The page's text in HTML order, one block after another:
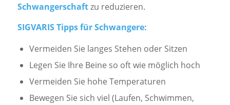
Schwangerschaftzu reduzieren.
SIGVARIS Tipps für Schwangere:
Vermeiden Sie langes Stehen oder Sitzen
Legen Sie Ihre Beine so oft wie möglich hoch
Vermeiden Sie hohe Temperaturen
Bewegen Sie sich viel (Laufen, Schwimmen,